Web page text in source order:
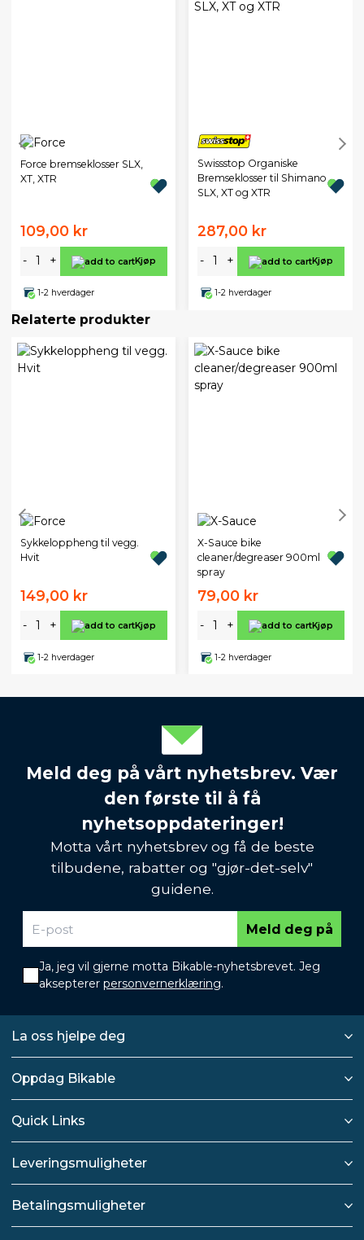
Force bremseklosser SLX,
XT, XTR
109,00 kr
- + Kjøp
1-2 hverdager
Swissstop Organiske
Bremseklosser til Shimano
SLX, XT og XTR
287,00 kr
- + Kjøp
1-2 hverdager
Relaterte produkter
Sykkeloppheng til vegg.
Hvit
149,00 kr
- + Kjøp
1-2 hverdager
X-Sauce bike
cleaner/degreaser 900ml
spray
79,00 kr
- + Kjøp
1-2 hverdager
Meld deg på vårt nyhetsbrev. Vær
den første til å få
nyhetsoppdateringer!
Motta vårt nyhetsbrev og få de beste
tilbudene, rabatter og "gjør-det-selv"
guidene.
Meld deg på
Ja, jeg vil gjerne motta Bikable-nyhetsbrevet. Jeg
aksepterer personvernerklæring.
La oss hjelpe deg
Oppdag Bikable
Quick Links
Leveringsmuligheter
Betalingsmuligheter